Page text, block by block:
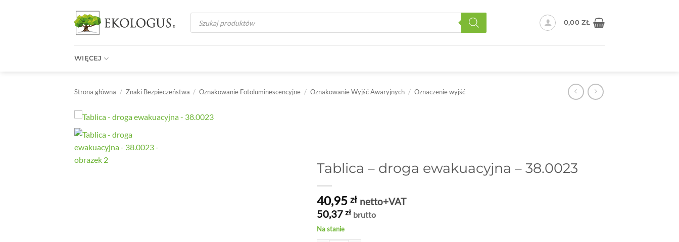
Wyszukiwarka
produktów
0,00ZŁ
WIĘCEJ
Strona główna / Znaki Bezpieczeństwa / Oznakowanie Fotoluminescencyjne / Oznakowanie Wyjść Awaryjnych / Oznaczenie wyjść
Tablica – droga ewakuacyjna – 38.0023
40,95 zł netto+VAT
50,37 zł brutto
Na stanie